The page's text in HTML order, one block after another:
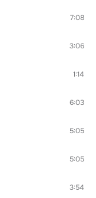
7:08
3:06
1:14
6:03
5:05
5:05
3:54